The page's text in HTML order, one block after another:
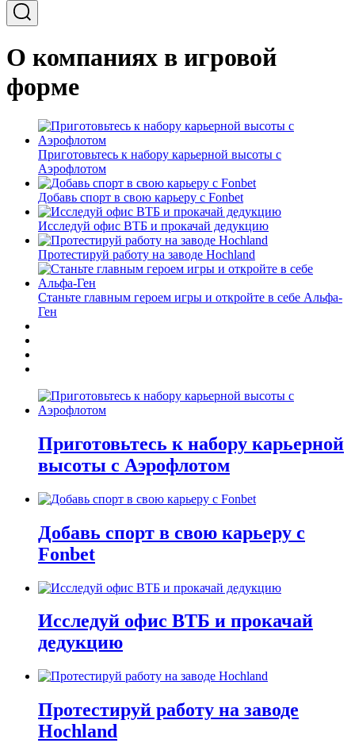
О компаниях в игровой
форме
Приготовьтесь к набору карьерной высоты с
Аэрофлотом
Добавь спорт в свою карьеру с Fonbet
Исследуй офис ВТБ и прокачай дедукцию
Протестируй работу на заводе Hochland
Станьте главным героем игры и откройте в себе Альфа-
Ген
Приготовьтесь к набору карьерной
высоты с Аэрофлотом
Добавь спорт в свою карьеру с
Fonbet
Исследуй офис ВТБ и прокачай
дедукцию
Протестируй работу на заводе
Hochland